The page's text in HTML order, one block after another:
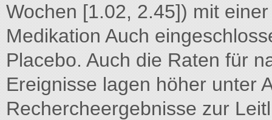
Wochen [1.02, 2.45]) mit
Medikation Auch
Placebo. Auch die Raten für
Ereignisse lagen höher unter
Rechercheergebnisse zur